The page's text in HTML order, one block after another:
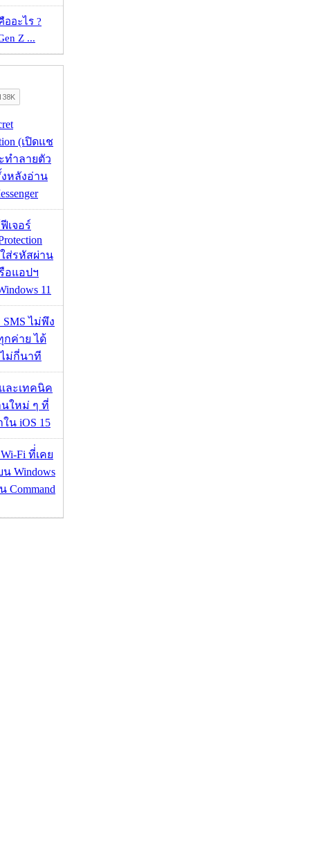
ออะไร ?
Z ...
(เปิดแช
ทำลายตัว
หลังอ่าน
เจอร์
ส่รหัสผ่าน
อแอปฯ
11
ไม่พึง
กค่าย ได้
ม่กี่นาที
ละเทคนิค
ใหม่ ๆ ที่
น iOS 15
Fi ที่่เคย
Windows
Command